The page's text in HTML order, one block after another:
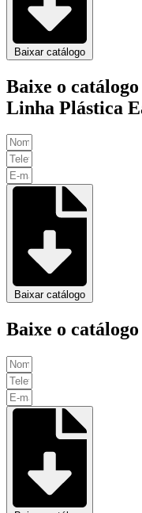
Baixar catálogo
Baixe o
Linha Plástica
Baixar catálogo
Baixe o